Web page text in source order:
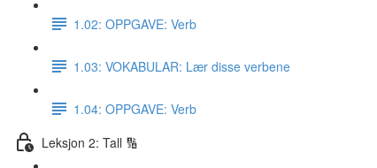
1.02: OPPGAVE: Verb
1.03: VOKABULAR: Lær disse verbene
1.04: OPPGAVE: Verb
Leksjon 2: Tall 🔢